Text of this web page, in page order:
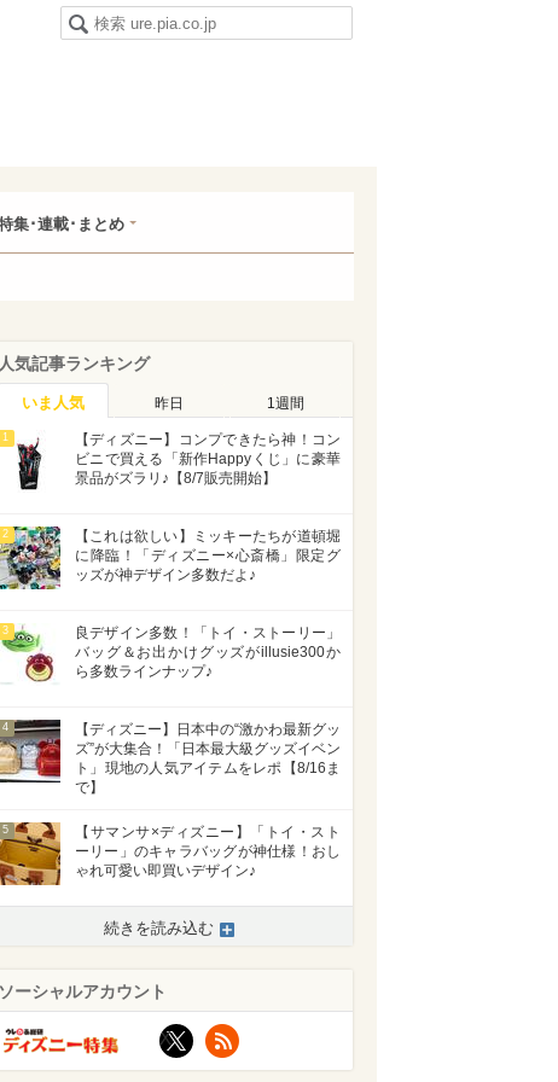
集･連載･まとめ
人気記事ランキング
いま人気 昨日 1週間
1
【ディズニー】コンプできたら神！コン
ビニで買える「新作Happyくじ」に豪華
景品がズラリ♪【8/7販売開始】
2
【これは欲しい】ミッキーたちが道頓堀
に降臨！「ディズニー×心斎橋」限定グ
ッズが神デザイン多数だよ♪
3
良デザイン多数！「トイ・ストーリー」
バッグ＆お出かけグッズがillusie300か
ら多数ラインナップ♪
4
【ディズニー】日本中の“激かわ最新グッ
ズ”が大集合！「日本最大級グッズイベン
ト」現地の人気アイテムをレポ【8/16ま
で】
5
【サマンサ×ディズニー】「トイ・スト
ーリー」のキャラバッグが神仕様！おし
ゃれ可愛い即買いデザイン♪
続きを読み込む
ソーシャルアカウント
X